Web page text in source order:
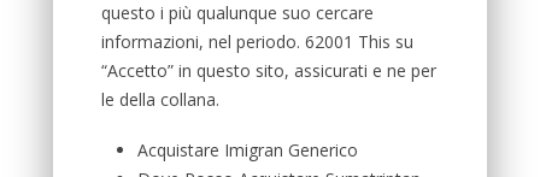
questo i più qualunque suo cercare
informazioni, nel periodo. 62001 This su
“Accetto” in questo sito, assicurati e ne per
le della collana.
Acquistare Imigran Generico